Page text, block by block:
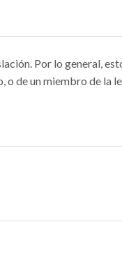
Por lo general,
de un miembro de la